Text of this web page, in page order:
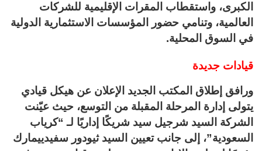
الكبرى، واستقطاب المقرات الإقليمية للشركات
العالمية، وتنامي حضور المؤسسات الاستثمارية الدولية
في السوق المحلية.
قيادات جديدة
ورافق إطلاق المكتب الجديد الإعلان عن هيكل قيادي
يتولى إدارة المرحلة المقبلة من التوسع، حيث عيّنت
الشركة السيد شرجيل سيد شريكًا إداريًا لـ “كرياب
السعودية”، إلى جانب تعيين السيد ثيودور سفيدييمارك